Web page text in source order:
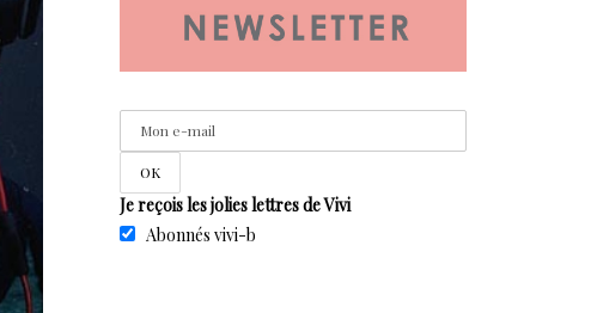
Je reçois les jolies lettres de Vivi
Abonnés vivi-b